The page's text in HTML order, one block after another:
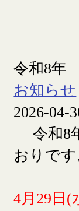
令和8年
お知らせ
2026-04-
令和8
おりです
4月29日